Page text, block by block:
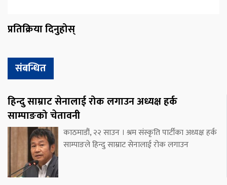
प्रतिक्रिया दिनुहोस्
संबन्धित
हिन्दु साम्राट सेनालाई रोक लगाउन अध्यक्ष हर्क
साम्पाङको चेतावनी
काठमाडौं, २२ साउन । श्रम संस्कृति पार्टीका अध्यक्ष हर्क
साम्पाङले हिन्दु साम्राट सेनालाई रोक लगाउन